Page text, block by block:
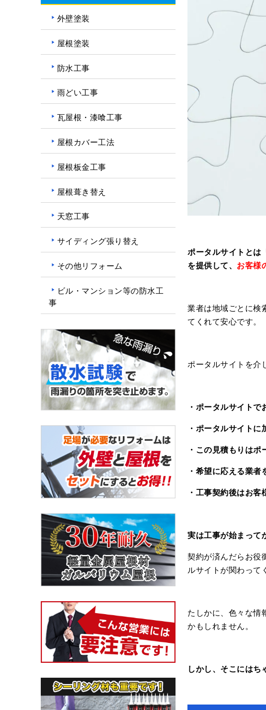
ポータルサイトとは
を提供して、 お客様
業者は地域ごとに検
てくれて安心です。
ポータルサイトを介
・ポータルサイト
・ポータルサイト
・この見積もりは
・希望に応える業
・工事契約後はお
実は工事が始まって
契約が済んだらお役
ルサイトが関わって
たしかに、色々な情
かもしれません。
しかし、そこには
外壁塗装
屋根塗装
防水工事
雨どい工事
瓦屋根・漆喰工事
屋根カバー工法
屋根板金工事
屋根葺き替え
天窓工事
サイディング張り替え
その他リフォーム
ビル・マンション等の防水工
事